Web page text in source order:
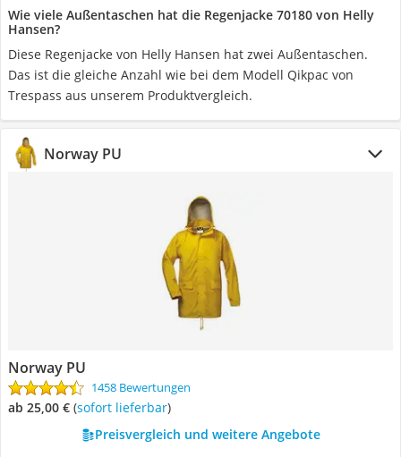
Wie viele Außentaschen hat die Regenjacke 70180 von Helly
Hansen?
Diese Regenjacke von Helly Hansen hat zwei Außentaschen.
Das ist die gleiche Anzahl wie bei dem Modell Qikpac von
Trespass aus unserem Produktvergleich.
Norway PU
Norway PU
1458 Bewertungen
ab 25,00 € ( Sofort lieferbar)
Preisvergleich und weitere Angebote